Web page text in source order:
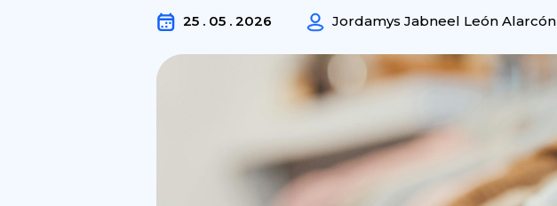
25 . 05 . 2026 Jordamys Jabneel León Alarcón